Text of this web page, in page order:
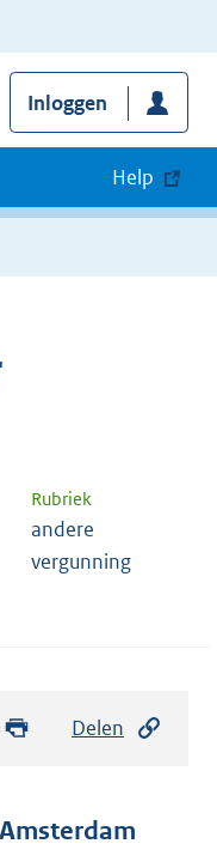
Inloggen
Help
Rubriek
andere
vergunning
Delen